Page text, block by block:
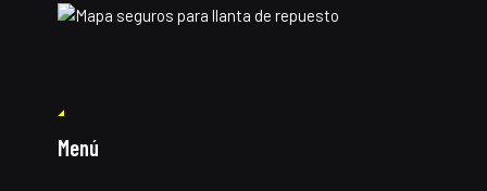
Menú